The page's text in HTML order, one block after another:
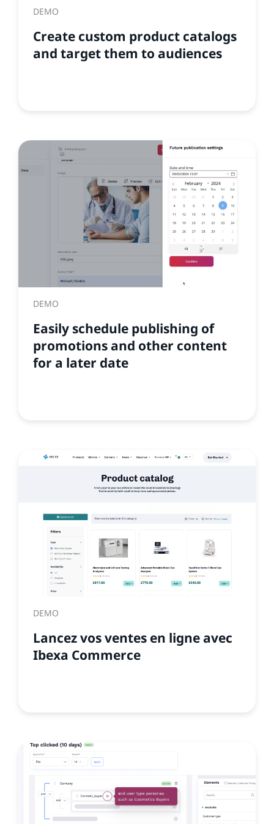
DEMO
Create custom product catalogs
and target them to audiences
DEMO
Easily schedule publishing of
promotions and other content
for a later date
DEMO
Lancez vos ventes en ligne avec
Ibexa Commerce